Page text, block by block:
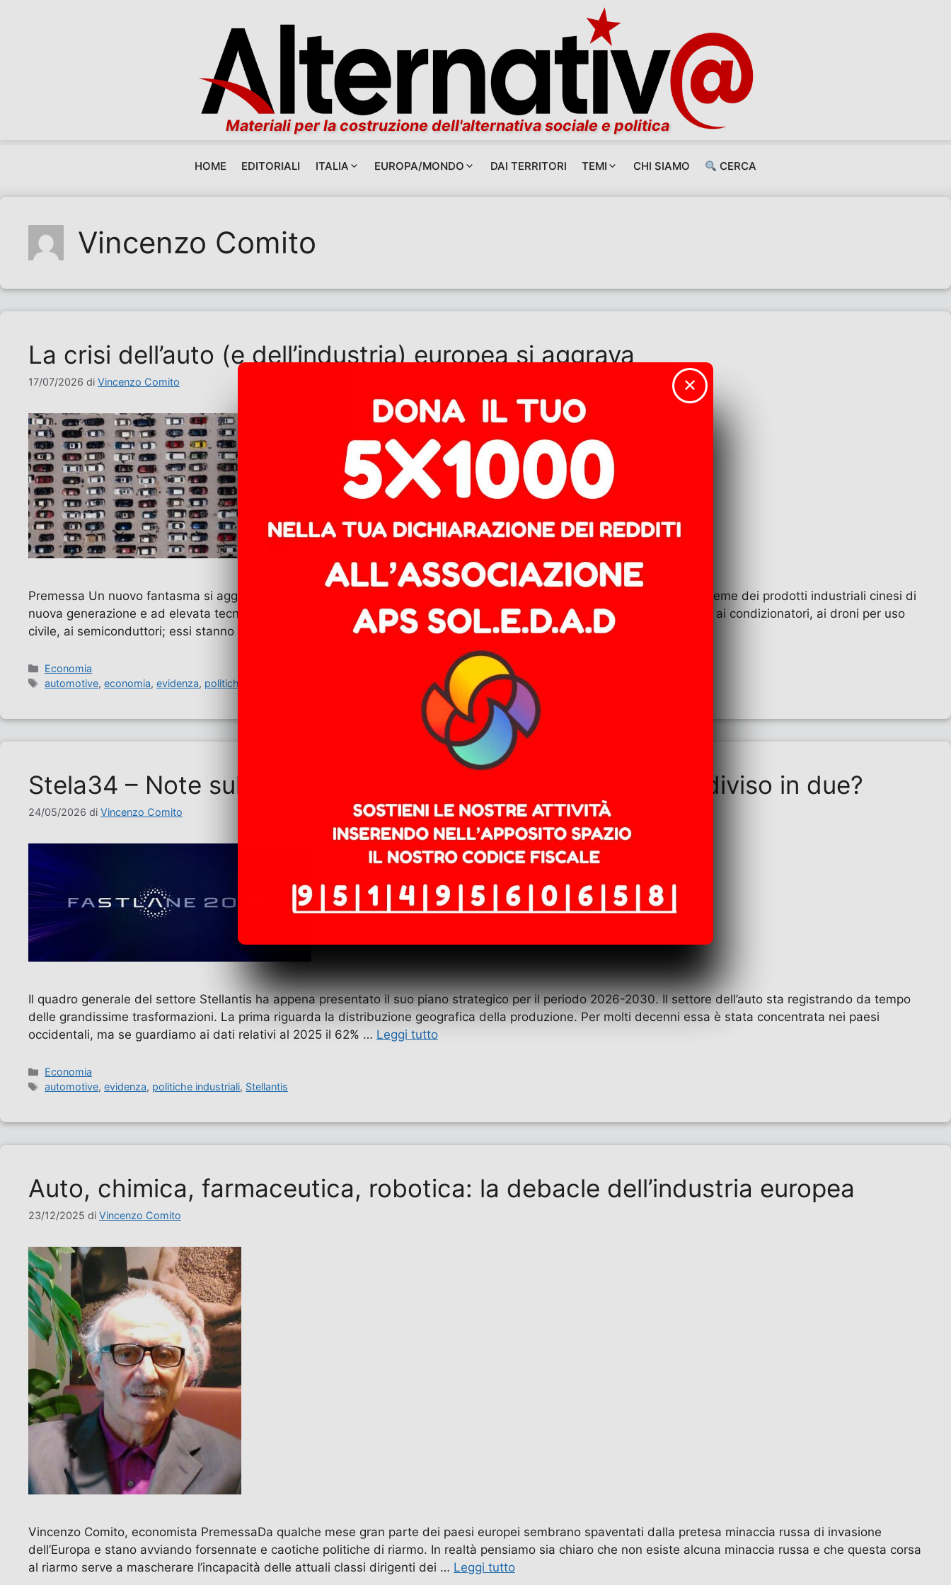
Materiali per la costruzione dell'alternativa sociale e politica
HOME EDITORIALI ITALIA EUROPA/MONDO DAI TERRITORI TEMI CHI SIAMO CERCA
Vincenzo Comito
La crisi dell’auto (e dell’industria) europea si aggrava
17/07/2026 di Vincenzo Comito
Premessa Un nuovo fantasma si aggira di questi tempi per l’Europa, quello dello sbarco massiccio nel continente dell’insieme dei prodotti industriali cinesi di
nuova generazione e ad elevata tecnologia, dalle vetture elettriche ed ibride ai pannelli solari, dalle batterie di accumulo ai condizionatori, ai droni per uso
civile, ai semiconduttori; essi stanno invadendo i mercati …Leggi tutto
Categorie
Economia
Tag
automotive,economia,evidenza, politiche industriali
Stela34 – Note sul piano Stellantis 2026-2030: un gruppo diviso in due?
24/05/2026 di Vincenzo Comito
Il quadro generale del settore Stellantis ha appena presentato il suo piano strategico per il periodo 2026-2030. Il settore dell’auto sta registrando da tempo
delle grandissime trasformazioni. La prima riguarda la distribuzione geografica della produzione. Per molti decenni essa è stata concentrata nei paesi
occidentali, ma se guardiamo ai dati relativi al 2025 il 62% … Leggi tutto
Categorie
Economia
Tag
automotive,evidenza, politiche industriali, Stellantis
Auto, chimica, farmaceutica, robotica: la debacle dell’industria europea
23/12/2025 di Vincenzo Comito
Vincenzo Comito, economista PremessaDa qualche mese gran parte dei paesi europei sembrano spaventati dalla pretesa minaccia russa di invasione
dell’Europa e stano avviando forsennate e caotiche politiche di riarmo. In realtà pensiamo sia chiaro che non esiste alcuna minaccia russa e che questa corsa
al riarmo serve a mascherare l’incapacità delle attuali classi dirigenti dei … Leggi tutto
✕